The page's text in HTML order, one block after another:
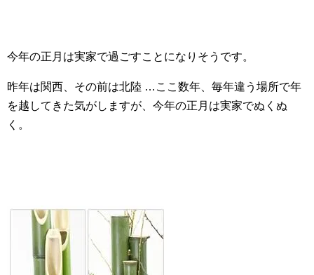
今年の正月は実家で過ごすことになりそうです。
昨年は関西、その前は北陸 …ここ数年、毎年違う場所で年
を越してきた気がしますが、今年の正月は実家でぬくぬ
く。